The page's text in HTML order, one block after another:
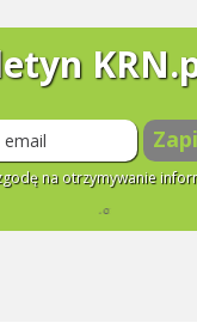
na otrzymywanie